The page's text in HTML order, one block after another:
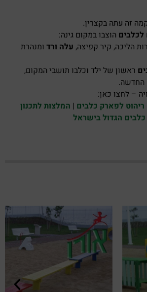
זה עתה בקצרין.
הוצבו במקום גינה:
הליכה, קיר קפיצה, עלה ורד ומנהרת
ראשון של ילד וכלבו תושבי המקום,
החדשה.
– לחצו כאן:
ריהוט לפארק כלבים | המלצות לתכנון
הגדול בישראל